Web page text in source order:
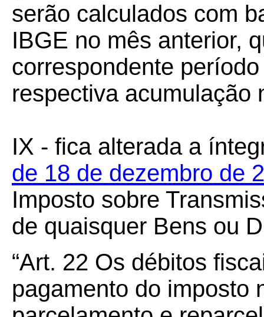
serão calculados com
IBGE no mês anterior,
correspondente
respectiva acumulação
IX - fica alterada a
de 18 de dezembro de
Imposto sobre
de quaisquer Bens ou
“Art. 22 Os débitos
pagamento do imposto